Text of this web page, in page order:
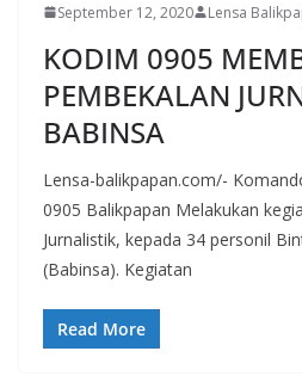
September 12, 2020 Lensa
KODIM 0905
PEMBEKALAN
BABINSA
Lensa-balikpapan.com/-
0905 Balikpapan Melakukan
Jurnalistik, kepada 34 personil
(Babinsa). Kegiatan
Read More